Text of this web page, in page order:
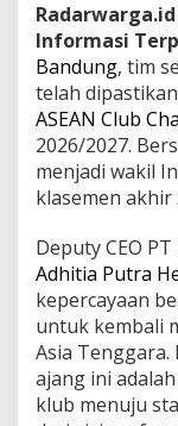
Informasi
Bandung, tim
telah
ASEAN Club
2026/2027.
menjadi wakil
klasemen akhir
Deputy CEO
Adhitia Putra
kepercayaan
untuk kembali
Asia
ajang ini
klub menuju